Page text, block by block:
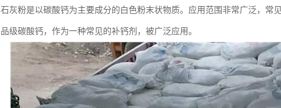
石灰粉是以碳酸钙为主要成分的白色粉末状物质。应用范围非常广泛，常
品级碳酸钙，作为一种常见的补钙剂，被广泛应用。